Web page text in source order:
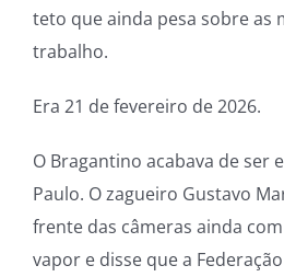
teto que ainda pesa sobre as
trabalho.
Era 21 de fevereiro de 2026.
O Bragantino acabava de ser
Paulo. O zagueiro Gustavo
frente das câmeras ainda
vapor e disse que a